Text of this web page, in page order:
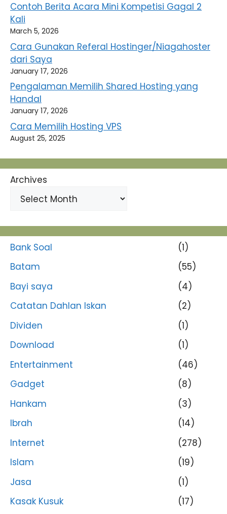
Contoh Berita Acara Mini Kompetisi Gagal 2
Kali
March 5, 2026
Cara Gunakan Referal Hostinger/Niagahoster
dari Saya
January 17, 2026
Pengalaman Memilih Shared Hosting yang
Handal
January 17, 2026
Cara Memilih Hosting VPS
August 25, 2025
Archives
Bank Soal
(1)
Batam
(55)
Bayi saya
(4)
Catatan Dahlan Iskan
(2)
Dividen
(1)
Download
(1)
Entertainment
(46)
Gadget
(8)
Hankam
(3)
Ibrah
(14)
Internet
(278)
Islam
(19)
Jasa
(1)
Kasak Kusuk
(17)